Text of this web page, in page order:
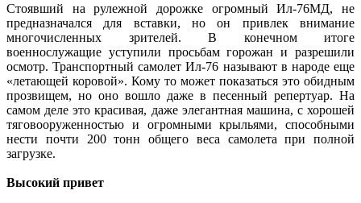
Стоявший на рулежной дорожке огромный Ил-76МД, не
предназначался для вставки, но он привлек внимание
многочисленных зрителей. В конечном итоге
военнослужащие уступили просьбам горожан и разрешили
осмотр. Транспортный самолет Ил-76 называют в народе еще
«летающей коровой». Кому то может показаться это обидным
прозвищем, но оно вошло даже в песенный репертуар. На
самом деле это красивая, даже элегантная машина, с хорошей
тяговооруженностью и огромными крыльями, способными
нести почти 200 тонн общего веса самолета при полной
загрузке.
Высокий привет